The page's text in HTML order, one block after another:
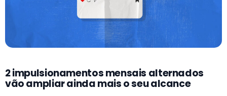
2 impulsionamentos mensais alternados
vão ampliar ainda mais o seu alcance